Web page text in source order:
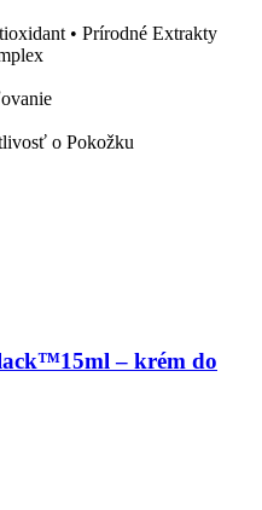
• Prírodné Extrakty
o Pokožku
– krém do